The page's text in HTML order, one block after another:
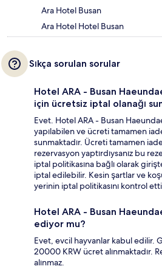
Ara Hotel Busan
Ara Hotel Hotel Busan
Sıkça sorulan sorular
Hotel ARA - Busan
için ücretsiz iptal olanağı
Evet. Hotel ARA - Busan
yapılabilen ve ücreti tamamen
sunmaktadır. Ücreti tamamen
rezervasyon yaptırdıysanız bu
iptal politikasına bağlı olarak
iptal edilebilir. Kesin şartlar ve
yerinin iptal politikasını kontrol
Hotel ARA - Busan
ediyor mu?
Evet, evcil hayvanlar kabul edilir.
20000 KRW ücret alınmaktadır.
alınmaz.